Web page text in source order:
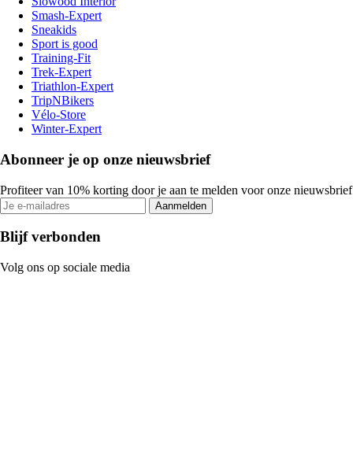
Smash-Expert
Sneakids
Sport is good
Training-Fit
Trek-Expert
Triathlon-Expert
TripNBikers
Vélo-Store
Winter-Expert
Abonneer je op onze nieuwsbrief
Profiteer van 10% korting door je aan te melden voor onze nieuwsbrief
Aanmelden
Blijf verbonden
Volg ons op sociale media